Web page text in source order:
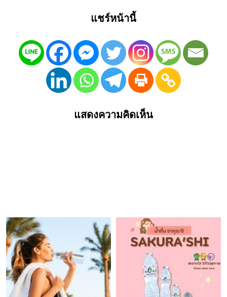
แชร์หน้านี้
แสดงความคิดเห็น